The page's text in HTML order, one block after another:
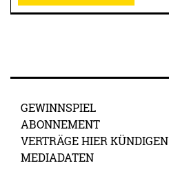
GEWINNSPIEL
ABONNEMENT
VERTRÄGE HIER KÜNDIGEN
MEDIADATEN